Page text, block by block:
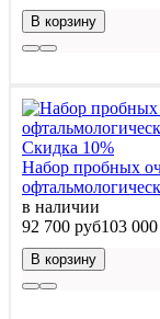
В корзину
Скидка 10%
Набор пробных
в наличии
92 700 руб103
В корзину